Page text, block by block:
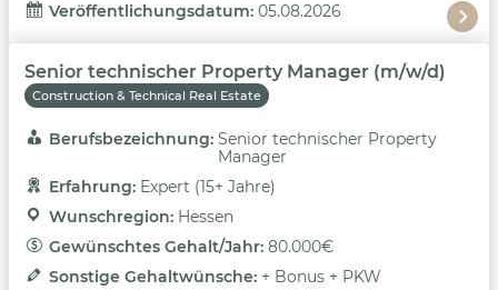
Veröffentlichungsdatum: 05.08.2026
Senior technischer Property Manager (m/w/d)
Construction & Technical Real Estate
Berufsbezeichnung: Senior technischer Property
Manager
Erfahrung: Expert (15+ Jahre)
Wunschregion: Hessen
Gewünschtes Gehalt/Jahr: 80.000€
Sonstige Gehaltwünsche: + Bonus + PKW